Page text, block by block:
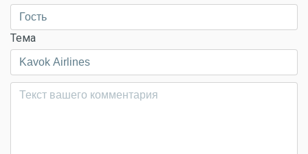
Тема
Комментарий*